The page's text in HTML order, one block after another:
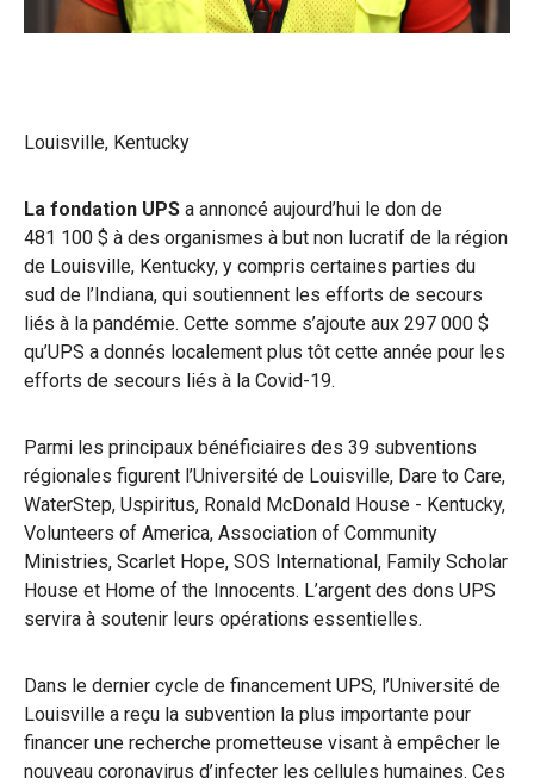
Louisville, Kentucky
La fondation UPS a annoncé aujourd’hui le don de
481 100 $ à des organismes à but non lucratif de la région
de Louisville, Kentucky, y compris certaines parties du
sud de l’Indiana, qui soutiennent les efforts de secours
liés à la pandémie. Cette somme s’ajoute aux 297 000 $
qu’UPS a donnés localement plus tôt cette année pour les
efforts de secours liés à la Covid-19.
Parmi les principaux bénéficiaires des 39 subventions
régionales figurent l’Université de Louisville, Dare to Care,
WaterStep, Uspiritus, Ronald McDonald House - Kentucky,
Volunteers of America, Association of Community
Ministries, Scarlet Hope, SOS International, Family Scholar
House et Home of the Innocents. L’argent des dons UPS
servira à soutenir leurs opérations essentielles.
Dans le dernier cycle de financement UPS, l’Université de
Louisville a reçu la subvention la plus importante pour
financer une recherche prometteuse visant à empêcher le
nouveau coronavirus d’infecter les cellules humaines. Ces